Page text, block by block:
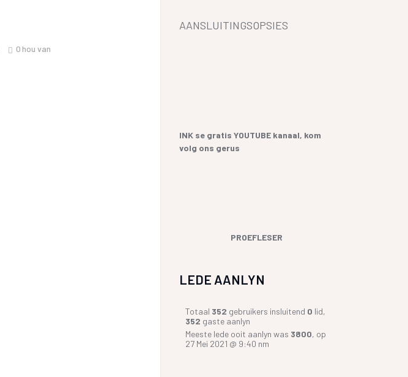
0 hou van
AANSLUITINGSOPSIES
INK se gratis YOUTUBE kanaal, kom
volg ons gerus
PROEFLESER
LEDE AANLYN
Totaal 352 gebruikers insluitend 0 lid,
352 gaste aanlyn
Meeste lede ooit aanlyn was 3800, op
27 Mei 2021 @ 9:40 nm